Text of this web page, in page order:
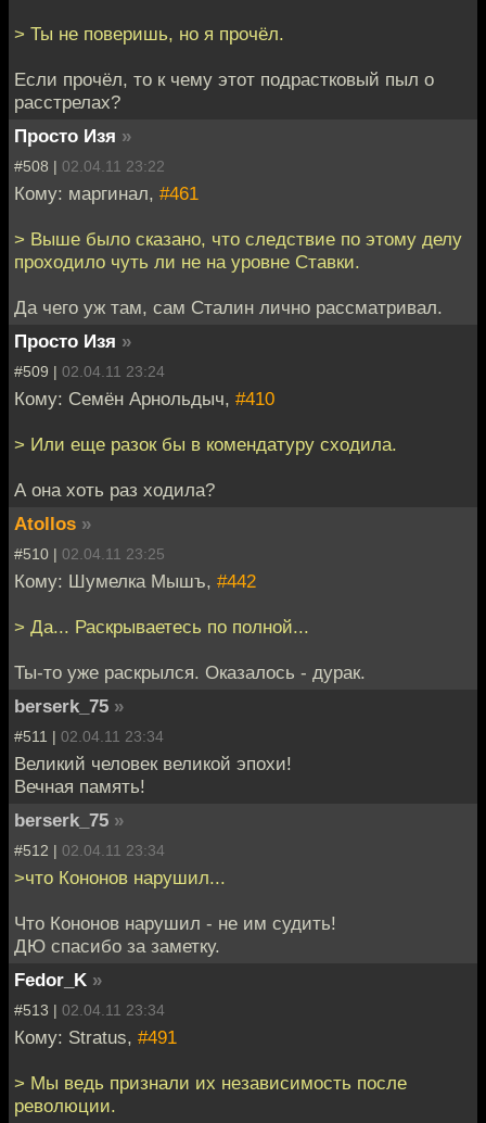
> Ты не поверишь, но я прочёл.
Если прочёл, то к чему этот подрастковый пыл о
расстрелах?
Просто Изя »
#508 | 02.04.11 23:22
Кому: маргинал, #461
> Выше было сказано, что следствие по этому делу
проходило чуть ли не на уровне Ставки.
Да чего уж там, сам Сталин лично рассматривал.
Просто Изя »
#509 | 02.04.11 23:24
Кому: Семён Арнольдыч, #410
> Или еще разок бы в комендатуру сходила.
А она хоть раз ходила?
Atollos »
#510 | 02.04.11 23:25
Кому: Шумелка Мышъ, #442
> Да... Раскрываетесь по полной...
Ты-то уже раскрылся. Оказалось - дурак.
berserk_75 »
#511 | 02.04.11 23:34
Великий человек великой эпохи!
Вечная память!
berserk_75 »
#512 | 02.04.11 23:34
>что Кононов нарушил...
Что Кононов нарушил - не им судить!
ДЮ спасибо за заметку.
Fedor_K »
#513 | 02.04.11 23:34
Кому: Stratus, #491
> Мы ведь признали их независимость после
революции.